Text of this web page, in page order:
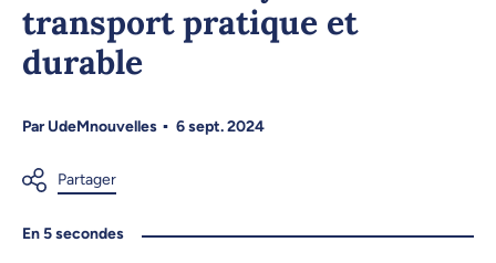
transport pratique et
durable
ParUdeMnouvelles 6 sept. 2024
En 5 secondes